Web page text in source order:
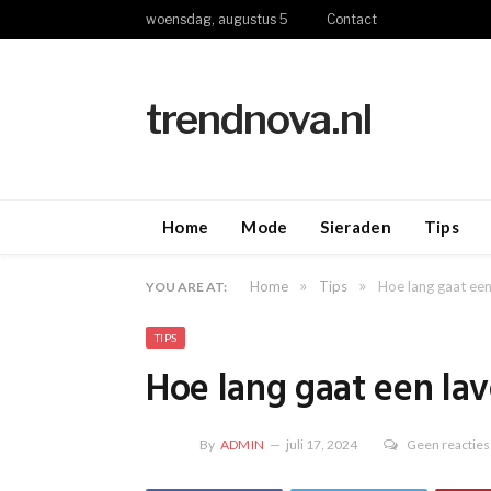
woensdag, augustus 5 Contact
trendnova.nl
Home Mode Sieraden Tips
YOU ARE AT: Home » Tips » Hoe lang gaat
TIPS
Hoe lang gaat een
By ADMIN juli 17, 2024 Geen reacties